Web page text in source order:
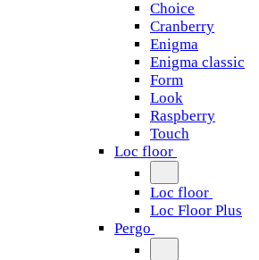
Choice
Cranberry
Enigma
Enigma classic
Form
Look
Raspberry
Touch
Loc floor
Loc floor
Loc Floor Plus
Pergo